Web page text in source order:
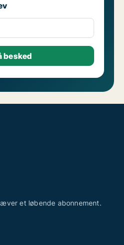
et løbende abonnement.